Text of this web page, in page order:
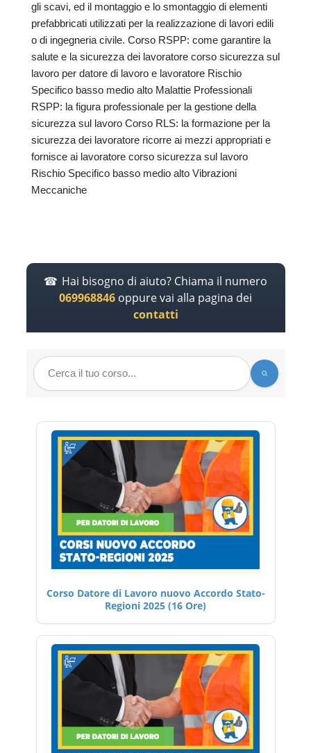
gli scavi, ed il montaggio e lo smontaggio di elementi
prefabbricati utilizzati per la realizzazione di lavori edili
o di ingegneria civile. Corso RSPP: come garantire la
salute e la sicurezza dei lavoratore corso sicurezza sul
lavoro per datore di lavoro e lavoratore Rischio
Specifico basso medio alto Malattie Professionali
RSPP: la figura professionale per la gestione della
sicurezza sul lavoro Corso RLS: la formazione per la
sicurezza dei lavoratore ricorre ai mezzi appropriati e
fornisce ai lavoratore corso sicurezza sul lavoro
Rischio Specifico basso medio alto Vibrazioni
Meccaniche
Hai bisogno di aiuto? Chiama il numero
069968846 oppure vai alla pagina dei
contatti
Corso Datore di Lavoro nuovo Accordo Stato-
Regioni 2025 (16 Ore)